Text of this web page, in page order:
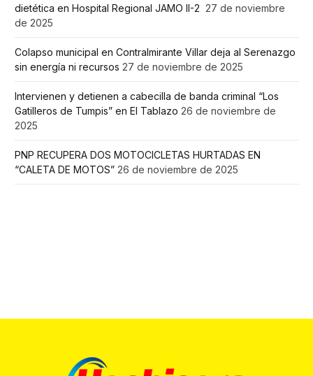
dietética en Hospital Regional JAMO II-2 27 de noviembre
de 2025
Colapso municipal en Contralmirante Villar deja al Serenazgo
sin energía ni recursos 27 de noviembre de 2025
Intervienen y detienen a cabecilla de banda criminal “Los
Gatilleros de Tumpis” en El Tablazo 26 de noviembre de
2025
PNP RECUPERA DOS MOTOCICLETAS HURTADAS EN
“CALETA DE MOTOS” 26 de noviembre de 2025